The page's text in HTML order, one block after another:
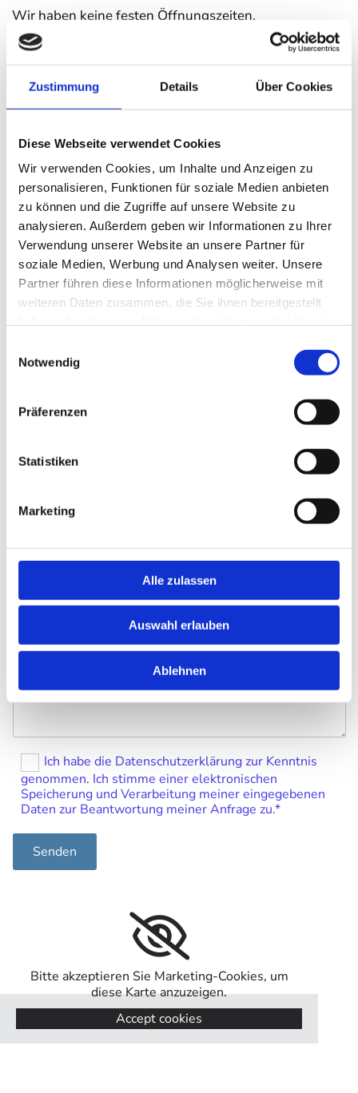
Zustimmung Details Über Cookies
Diese Webseite verwendet Cookies
Wir verwenden Cookies, um Inhalte und Anzeigen zu
personalisieren, Funktionen für soziale Medien anbieten
zu können und die Zugriffe auf unsere Website zu
analysieren. Außerdem geben wir Informationen zu Ihrer
Verwendung unserer Website an unsere Partner für
soziale Medien, Werbung und Analysen weiter. Unsere
Partner führen diese Informationen möglicherweise mit
weiteren Daten zusammen, die Sie ihnen bereitgestellt
Notwendig
Präferenzen
Statistiken
Marketing
Alle zulassen
Auswahl erlauben
Ablehnen
Wir haben keine festen Öffnungszeiten.
Gerne vereinbaren wir den für Sie passenden Termin.
Nehmen Sie Kontakt mit uns auf.
Schreiben Sie uns
Name*
Vorname*
E-Mail*
Telefon
PLZ*
Ihre Nachricht*
Ich habe die Datenschutzerklärung zur Kenntnis
genommen. Ich stimme einer elektronischen
Speicherung und Verarbeitung meiner eingegebenen
Daten zur Beantwortung meiner Anfrage zu.*
Bitte akzeptieren Sie Marketing-Cookies, um
diese Karte anzuzeigen.
Accept cookies